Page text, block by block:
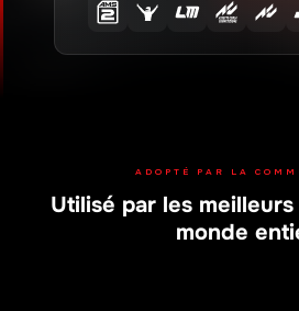
Plateformes prises en
ADOPTÉ PAR LA
Utilisé par les
monde